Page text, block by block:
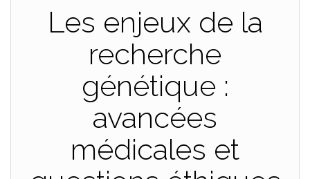
Les enjeux de la
recherche
génétique :
avancées
médicales et